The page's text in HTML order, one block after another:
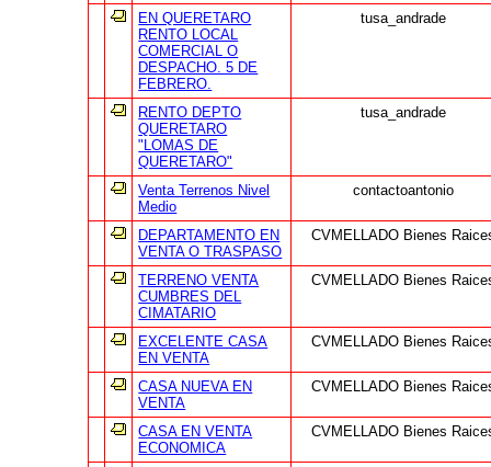
EN QUERETARO
RENTO LOCAL
COMERCIAL O
DESPACHO. 5 DE
FEBRERO.
tusa_andrade
RENTO DEPTO
QUERETARO
"LOMAS DE
QUERETARO"
tusa_andrade
Venta Terrenos Nivel
Medio
contactoantonio
DEPARTAMENTO EN
VENTA O TRASPASO
CVMELLADO Bienes
TERRENO VENTA
CUMBRES DEL
CIMATARIO
CVMELLADO Bienes
EXCELENTE CASA
EN VENTA
CVMELLADO Bienes
CASA NUEVA EN
VENTA
CVMELLADO Bienes
CASA EN VENTA
ECONOMICA
CVMELLADO Bienes